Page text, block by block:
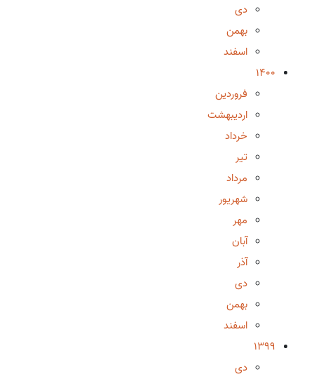
دی
بهمن
اسفند
1400
فروردین
اردیبهشت
خرداد
تیر
مرداد
شهریور
مهر
آبان
آذر
دی
بهمن
اسفند
1399
دی